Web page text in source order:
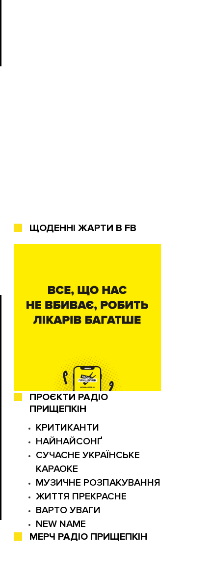
ЩОДЕННІ ЖАРТИ В FB
ПРОЄКТИ РАДІО
ПРИЩЕПКІН
КРИТИКАНТИ
НАЙНАЙСОНҐ
СУЧАСНЕ УКРАЇНСЬКЕ
КАРАОКЕ
МУЗИЧНЕ РОЗПАКУВАННЯ
ЖИТТЯ ПРЕКРАСНЕ
ВАРТО УВАГИ
NEW NAME
МЕРЧ РАДІО ПРИЩЕПКІН